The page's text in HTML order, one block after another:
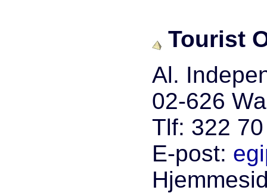
Tourist
Al.
02-626
Tlf: 322
E-post: